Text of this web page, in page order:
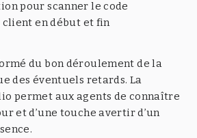
pour scanner le code
en début et fin
du bon déroulement de la
des éventuels retards. La
permet aux agents de connaître
et d’une touche avertir d’un